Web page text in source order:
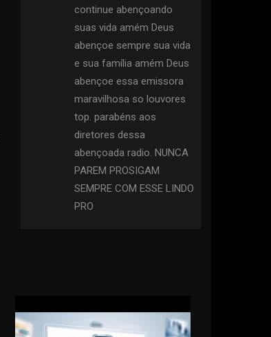
continue abençoando
suas vida amém Deus
abençoe sempre sua vida
e sua família amém Deus
abençoe essa emissora
maravilhosa so louvores
top. parabéns aos
diretores dessa
abençoada radio. NUNCA
PAREM PROSIGAM
SEMPRE COM ESSE LINDO
PRO